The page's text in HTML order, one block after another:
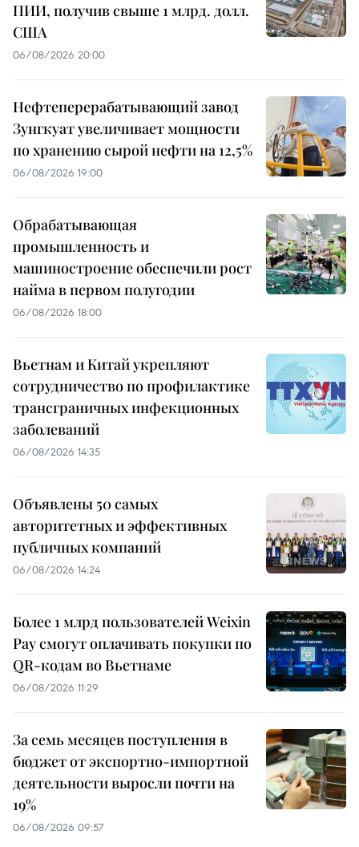
ПИИ, получив свыше 1 млрд. долл.
США
06/08/2026 20:00
Нефтеперерабатывающий завод
Зунгкуат увеличивает мощности
по хранению сырой нефти на 12,5%
06/08/2026 19:00
Обрабатывающая
промышленность и
машиностроение обеспечили рост
найма в первом полугодии
06/08/2026 18:00
Вьетнам и Китай укрепляют
сотрудничество по профилактике
трансграничных инфекционных
заболеваний
06/08/2026 14:35
Объявлены 50 самых
авторитетных и эффективных
публичных компаний
06/08/2026 14:24
Более 1 млрд пользователей Weixin
Pay смогут оплачивать покупки по
QR-кодам во Вьетнаме
06/08/2026 11:29
За семь месяцев поступления в
бюджет от экспортно-импортной
деятельности выросли почти на
19%
06/08/2026 09:57